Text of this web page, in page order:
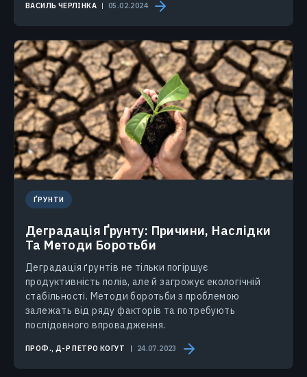
ВАСИЛЬ ЧЕРЛІНКА 05.02.2024
ҐРУНТИ
Деградація Ґрунту: Причини, Наслідки
Та Методи Боротьби
Деградація ґрунтів не тільки погіршує
продуктивність полів, але й загрожує екологічній
стабільності. Методи боротьби з проблемою
залежать від ряду факторів та потребують
послідовного впровадження.
ПРОФ., Д-Р ПЕТРО КОГУТ 24.07.2023